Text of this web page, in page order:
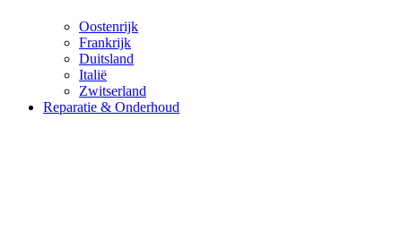
Oostenrijk
Frankrijk
Duitsland
Italië
Zwitserland
Reparatie & Onderhoud